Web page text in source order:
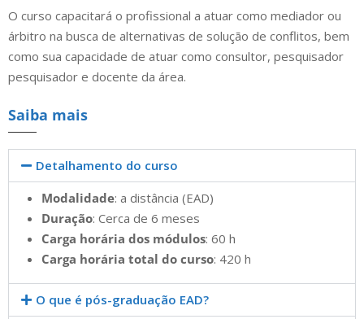
O curso capacitará o profissional a atuar como mediador ou
árbitro na busca de alternativas de solução de conflitos, bem
como sua capacidade de atuar como consultor, pesquisador
pesquisador e docente da área.
Saiba mais
Detalhamento do curso
Modalidade: a distância (EAD)
Duração: Cerca de 6 meses
Carga horária dos módulos: 60 h
Carga horária total do curso: 420 h
O que é pós-graduação EAD?